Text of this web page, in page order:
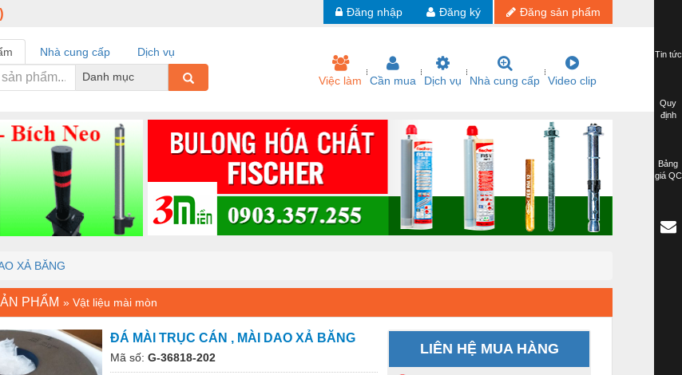
Đăng sản phẩm
Đăng ký
Đăng nhập
Nhà cung cấp
Dịch vụ
Danh mục
Việc làm Cần mua Dịch vụ Nhà cung cấp Video clip
XẢ BĂNG
PHẨM » Vật liệu mài mòn
ĐÁ MÀI TRỤC CÁN , MÀI DAO XẢ BĂNG
Mã số: G-36818-202
LIÊN HỆ MUA HÀNG
Tin tức
Quy
định
Bảng
giá QC